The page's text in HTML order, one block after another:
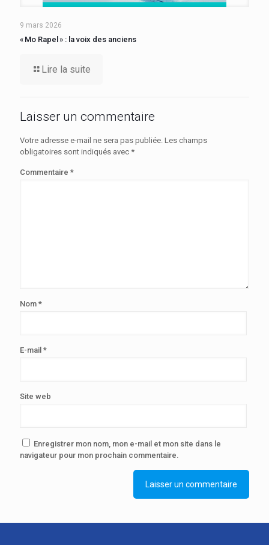
9 mars 2026
« Mo Rapel » : la voix des anciens
Lire la suite
Laisser un commentaire
Votre adresse e-mail ne sera pas publiée. Les champs
obligatoires sont indiqués avec *
Commentaire *
Nom *
E-mail *
Site web
Enregistrer mon nom, mon e-mail et mon site dans le
navigateur pour mon prochain commentaire.